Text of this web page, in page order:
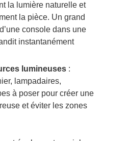
la lumière naturelle et
la pièce. Un grand
console dans une
instantanément
lumineuses:
lampadaires,
à poser pour créer une
et éviter les zones